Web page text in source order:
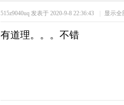
515z9040uq 发表于 2020-9-8 22:36:43 | 显示全
有道理。。。不错